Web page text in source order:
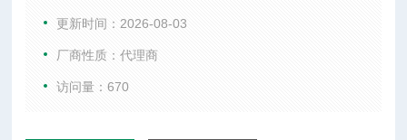
更新时间：2026-08-03
厂商性质：代理商
访问量：670